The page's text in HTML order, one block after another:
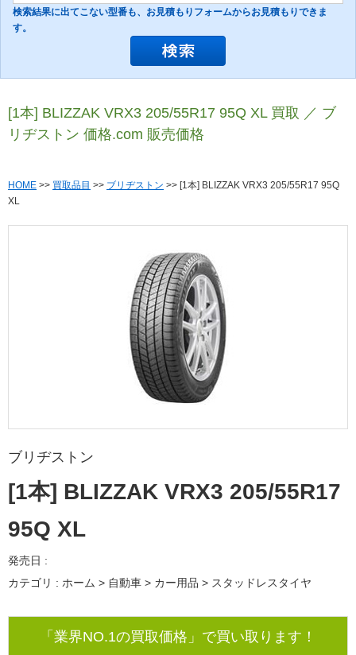
検索結果に出てこない型番も、お見積もりフォームからお見積もりできま
す。
[1本] BLIZZAK VRX3 205/55R17 95Q XL 買取 ／ ブ
リヂストン 価格.com 販売価格
HOME >> 買取品目 >> ブリヂストン >> [1本] BLIZZAK VRX3 205/55R17 95Q
XL
ブリヂストン
[1本] BLIZZAK VRX3 205/55R17
95Q XL
発売日 :
カテゴリ : ホーム > 自動車 > カー用品 > スタッドレスタイヤ
「業界NO.1の買取価格」で買い取ります！